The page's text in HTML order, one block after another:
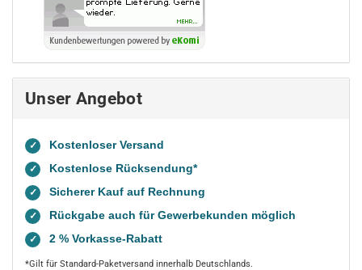
Unser Angebot
✓ Kostenloser Versand
✓ Kostenlose Rücksendung*
✓ Sicherer Kauf auf Rechnung
✓ Rückgabe auch für Gewerbekunden möglich
✓ 2 % Vorkasse-Rabatt
*Gilt für Standard-Paketversand innerhalb Deutschlands.